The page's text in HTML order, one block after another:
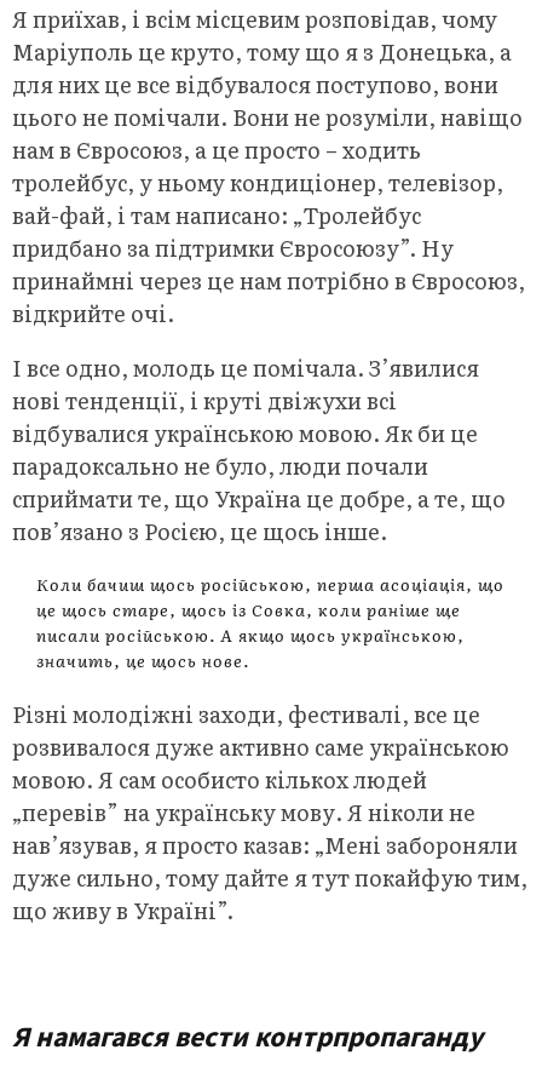
Я приїхав, і всім місцевим розповідав, чому
Маріуполь це круто, тому що я з Донецька, а
для них це все відбувалося поступово, вони
цього не помічали. Вони не розуміли, навіщо
нам в Євросоюз, а це просто – ходить
тролейбус, у ньому кондиціонер, телевізор,
вай-фай, і там написано: „Тролейбус
придбано за підтримки Євросоюзу”. Ну
принаймні через це нам потрібно в Євросоюз,
відкрийте очі.
І все одно, молодь це помічала. З’явилися
нові тенденції, і круті двіжухи всі
відбувалися українською мовою. Як би це
парадоксально не було, люди почали
сприймати те, що Україна це добре, а те, що
пов’язано з Росією, це щось інше.
Коли бачиш щось російською, перша асоціація, що
це щось старе, щось із Совка, коли раніше ще
писали російською. А якщо щось українською,
значить, це щось нове.
Різні молодіжні заходи, фестивалі, все це
розвивалося дуже активно саме українською
мовою. Я сам особисто кількох людей
„перевів” на українську мову. Я ніколи не
нав’язував, я просто казав: „Мені забороняли
дуже сильно, тому дайте я тут покайфую тим,
що живу в Україні”.
Я намагався вести контрпропаганду